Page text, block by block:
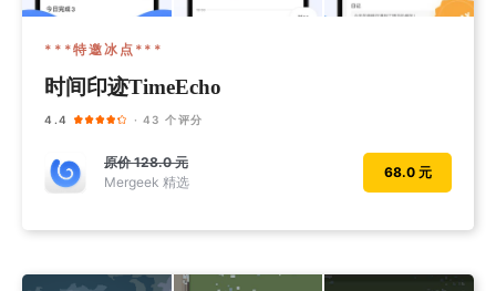
***特邀冰点***
时间印迹TimeEcho
4.4 · 43 个评分
原价128.0 元
Mergeek 精选
68.0 元